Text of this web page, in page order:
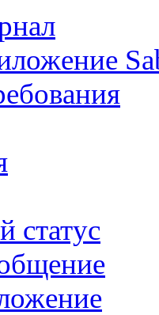
статус